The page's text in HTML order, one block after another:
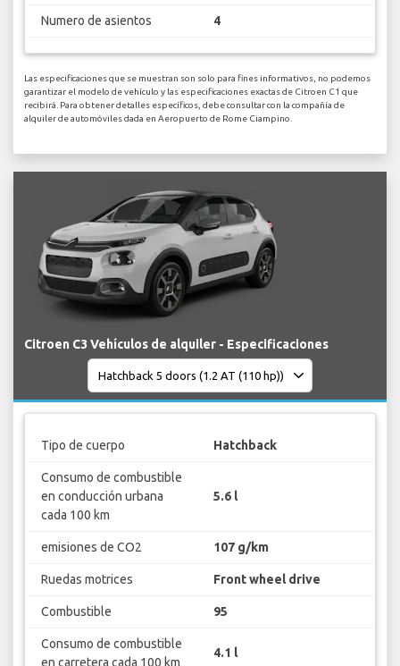
Numero de asientos 4
Las especificaciones que se muestran son solo para fines informativos, no podemos
garantizar el modelo de vehículo y las especificaciones exactas de Citroen C1 que
recibirá. Para obtener detalles específicos, debe consultar con la compañía de
alquiler de automóviles dada en Aeropuerto de Rome Ciampino.
Citroen C3 Vehículos de alquiler - Especificaciones
Tipo de cuerpo Hatchback
Consumo de combustible
en conducción urbana
cada 100 km
5.6 l
emisiones de CO2 107 g/km
Ruedas motrices Front wheel drive
Combustible 95
Consumo de combustible
en carretera cada 100 km
4.1 l